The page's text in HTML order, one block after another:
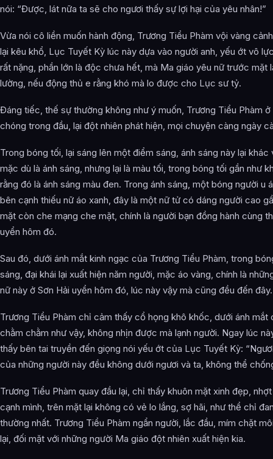
nói: “Được, lát nữa ta sẽ cho ngươi thấy sự lợi hại của yêu nhân!”
Vừa nói cô liền muốn hành động, Trương Tiểu Phàm vội vàng
lại kêu khổ, Lục Tuyết Kỳ lúc này dựa vào người anh, yếu ớt vô
rất nặng, phần lớn là độc chưa hết, mà Ma giáo yêu nữ trước mặt
lường, nếu động thủ e rằng khó mà lo được cho Lục sư tỷ.
Đáng tiếc, thế sự thường không như ý muốn, Trương Tiểu Phàm ở
chóng trong đầu, lại đột nhiên phát hiện, mọi chuyện càng ngày
Trong bóng tối, lại sáng lên một điểm sáng, ánh sáng này lại khác
mặc dù là ánh sáng, nhưng lại là màu tối, trong bóng tối gần như
rằng đó là ánh sáng màu đen. Trong ánh sáng, một bóng người u
bên cạnh thiếu nữ áo xanh, đây là một nữ tử có dáng người cao
mặt còn che mạng che mặt, chính là người bạn đồng hành cùng
uyển hôm đó.
Sau đó, dưới ánh mắt kinh ngạc của Trương Tiểu Phàm, trong
sáng, đại khái lại xuất hiện năm người, mặc áo vàng, chính là
nữ này ở Sơn Hải uyển hôm đó, lúc này vậy mà cũng đều đến đây.
Trương Tiểu Phàm chỉ cảm thấy cổ họng khô khốc, dưới ánh mắt
chằm chằm như vậy, không nhịn được mà lạnh người. Ngay lúc
thấy bên tai truyền đến giọng nói yếu ớt của Lục Tuyết Kỳ:
của những người này đều không dưới ngươi và ta, không thể
Trương Tiểu Phàm quay đầu lại, chỉ thấy khuôn mặt xinh đẹp,
cạnh mình, trên mặt lại không có vẻ lo lắng, sợ hãi, như thể chỉ
thường nhất. Trương Tiểu Phàm ngẩn người, lắc đầu, mím chặt
lại, đối mặt với những người Ma giáo đột nhiên xuất hiện kia.